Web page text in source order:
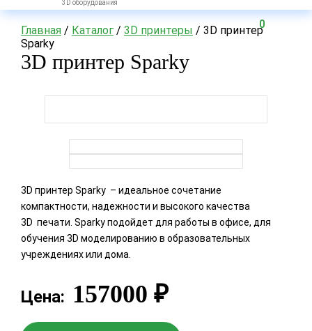
3D оборудования
0
Главная / Каталог / 3D принтеры / 3D принтер
Sparky
3D принтер Sparky
3D принтер Sparky – идеальное сочетание
компактности, надежности и высокого качества
3D печати. Sparky подойдет для работы в офисе, для
обучения 3D моделированию в образовательных
учреждениях или дома.
Цена: 157000 ₽